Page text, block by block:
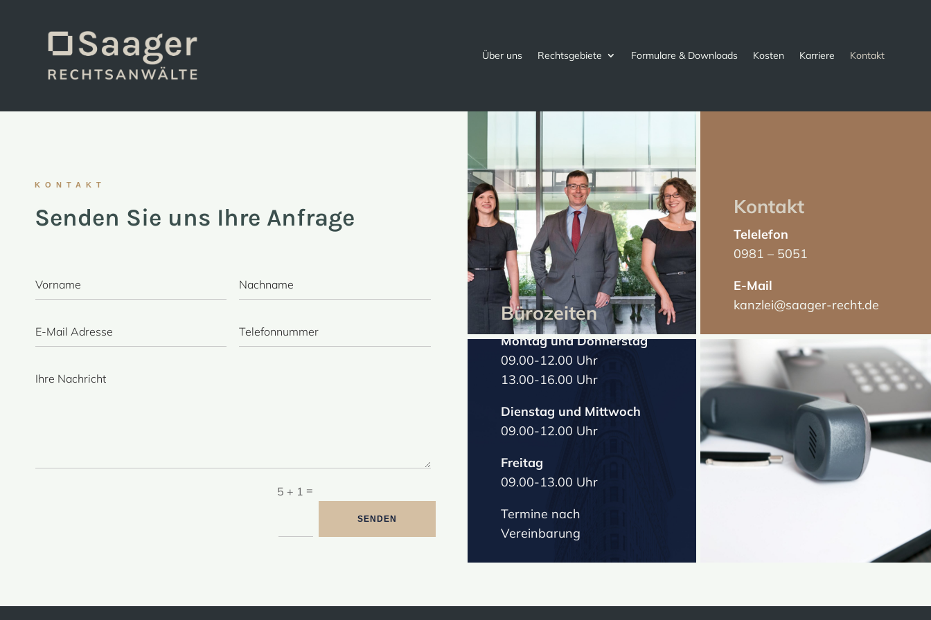
Über uns Rechtsgebiete Formulare & Downloads Kosten Karriere Kontakt
KONTAKT
Senden Sie uns Ihre Anfrage
5 + 1 =
SENDEN
Bürozeiten
Montag und Donnerstag
09.00-12.00 Uhr
13.00-16.00 Uhr
Dienstag und Mittwoch
09.00-12.00 Uhr
Freitag
09.00-13.00 Uhr
Termine nach
Vereinbarung
Kontakt
Telelefon
0981 – 5051
E-Mail
kanzlei@saager-recht.de